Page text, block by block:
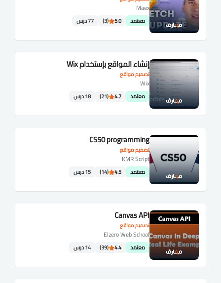
Maex
معتمد 5.0
(3) 77 درس
تصميم مواقع
إنشاء المواقع بإستخدام Wix
Wix
معتمد 4.7
(21) 18 درس
تصميم مواقع
CS50 programming
KMR Script
معتمد 4.5
(14) 15 درس
تصميم مواقع
Canvas API
Elzero Web School
معتمد 4.4
(39) 14 درس